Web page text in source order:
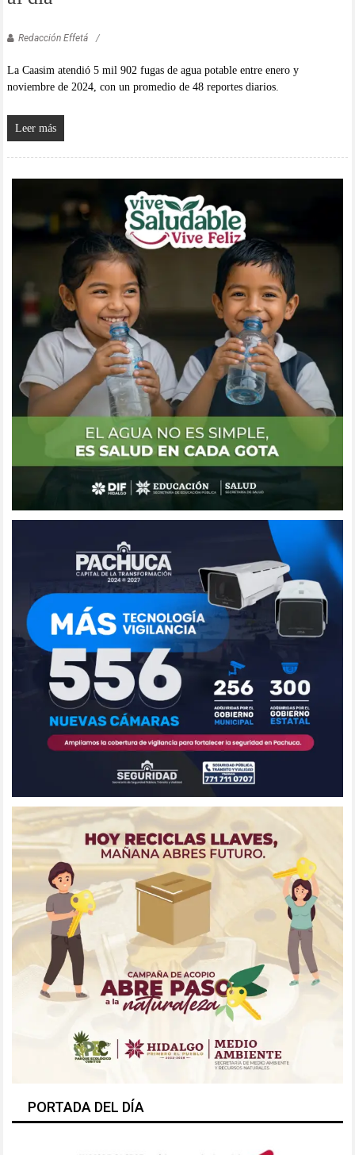
Redacción Effetá
La Caasim atendió 5 mil 902 fugas de agua potable entre enero y
noviembre de 2024, con un promedio de 48 reportes diarios.
Leer más
PORTADA DEL DÍA